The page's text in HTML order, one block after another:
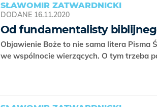
SŁAWOMIR ZATWARDNICKI
DODANE 16.11.2020
Od fundamentalisty
Objawienie Boże to nie sama litera Pisma
we wspólnocie wierzących. O tym trzeba